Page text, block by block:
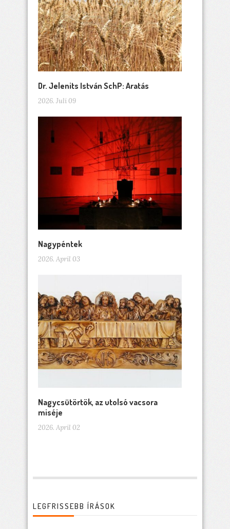
Dr. Jelenits István SchP: Aratás
2026. Juli 09
Nagypéntek
2026. April 03
Nagycsütörtök, az utolsó vacsora
miséje
2026. April 02
LEGFRISSEBB ÍRÁSOK